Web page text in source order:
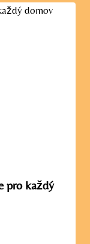
pro každý